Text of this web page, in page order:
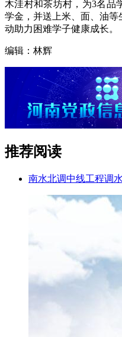
木洼村和茶坊村，为3名品
学金，并送上米、面、油
动助力困难学子健康成长。
编辑：林辉
推荐阅读
南水北调中线工程调